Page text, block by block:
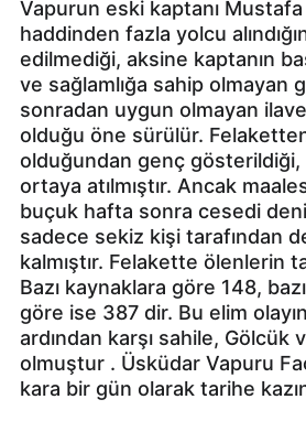
Vapurun eski kaptanı
haddinden fazla yolcu
edilmediği, aksine kaptanın
ve sağlamlığa sahip olmayan
sonradan uygun olmayan
olduğu öne sürülür.
olduğundan genç gösterildiği,
ortaya atılmıştır. Ancak
buçuk hafta sonra cesedi
sadece sekiz kişi tarafından
kalmıştır. Felakette ölenlerin
Bazı kaynaklara göre 148,
göre ise 387 dir. Bu elim
ardından karşı sahile, Gölcük
olmuştur . Üsküdar Vapuru
kara bir gün olarak tarihe